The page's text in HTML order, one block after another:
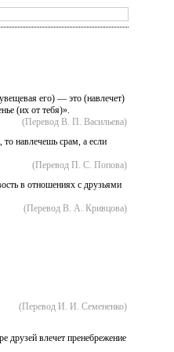
его) — это (навлечет)
(их от тебя)».
(Перевод В. П. Васильева)
навлечешь срам, а если
(Перевод П. С. Попова)
в отношениях с друзьями
(Перевод В. А. Кривцова)
(Перевод И. И. Семененко)
друзей влечет пренебрежение